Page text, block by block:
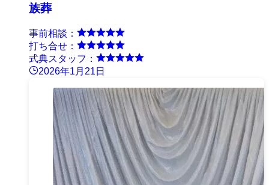
族葬
事前相談：
打ち合せ：
式典スタッフ：
2026年1月21日